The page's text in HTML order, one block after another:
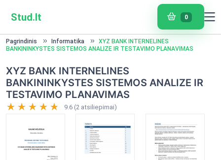
Stud.lt 0
Pagrindinis Informatika
XYZ BANK INTERNELINES
BANKININKYSTES SISTEMOS ANALIZE IR TESTAVIMO PLANAVIMAS
XYZ BANK INTERNELINES
BANKININKYSTES SISTEMOS ANALIZE IR
TESTAVIMO PLANAVIMAS
9.6 (2 atsiliepimai)